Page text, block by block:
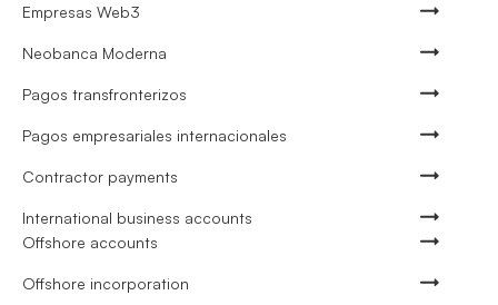
Empresas Web3
Neobanca Moderna
Pagos transfronterizos
Pagos empresariales internacionales
Contractor payments
International business accounts
Offshore accounts
Offshore incorporation